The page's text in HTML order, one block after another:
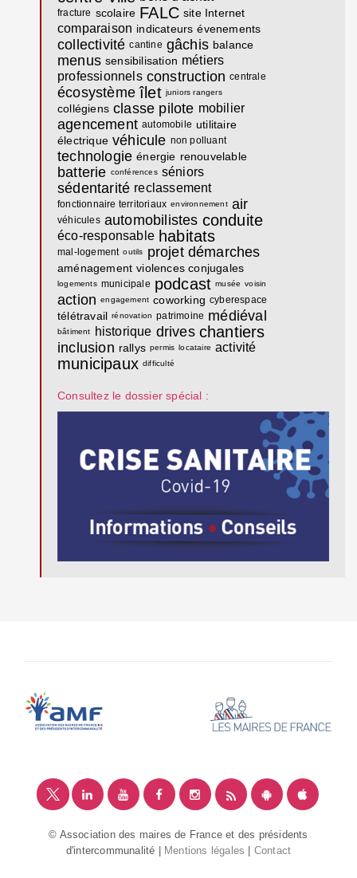
fracture scolaire FALC site Internet
comparaison indicateurs évenements
collectivité cantine gâchis balance
menus sensibilisation métiers
professionnels construction centrale
écosystème îlet juniors rangers
collégiens classe pilote mobilier
agencement automobile utilitaire
électrique véhicule non polluant
technologie énergie renouvelable
batterie conférences séniors
sédentarité reclassement
fonctionnaire territoriaux environnement air
véhicules automobilistes conduite
éco-responsable habitats
mal-logement outils projet démarches
aménagement violences conjugales
logements municipale podcast musée voisin
action engagement coworking cyberespace
télétravail rénovation patrimoine médiéval
bâtiment historique drives chantiers
inclusion rallys permis locataire activité
municipaux difficulté
Consultez le dossier spécial :
© Association des maires de France et des présidents
d'intercommunalité | Mentions légales | Contact